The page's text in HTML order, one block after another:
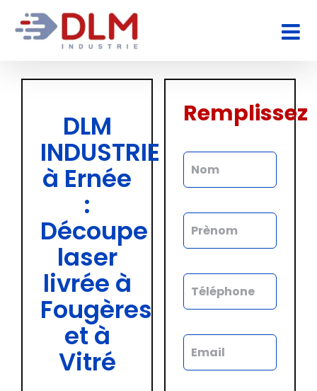
contenu
DLM
INDUSTRIE
à Ernée
:
Découpe
laser
livrée à
Fougères
et à
Vitré
Remplissez